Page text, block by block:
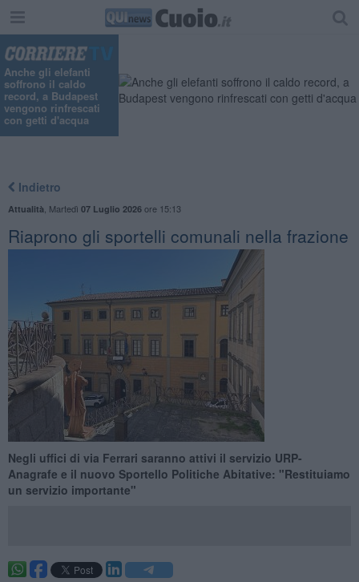
Anche gli elefanti
soffrono il caldo
record, a Budapest
vengono rinfrescati
con getti d'acqua
Indietro
Attualità Martedì 07 Luglio 2026ore 15:13
Riaprono gli sportelli comunali nella frazione
Negli uffici di via Ferrari saranno attivi il servizio URP-
Anagrafe e il nuovo Sportello Politiche Abitative: "Restituiamo
un servizio importante"